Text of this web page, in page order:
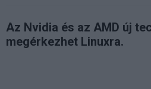
Az Nvidia és az AMD új
megérkezhet Linuxra.